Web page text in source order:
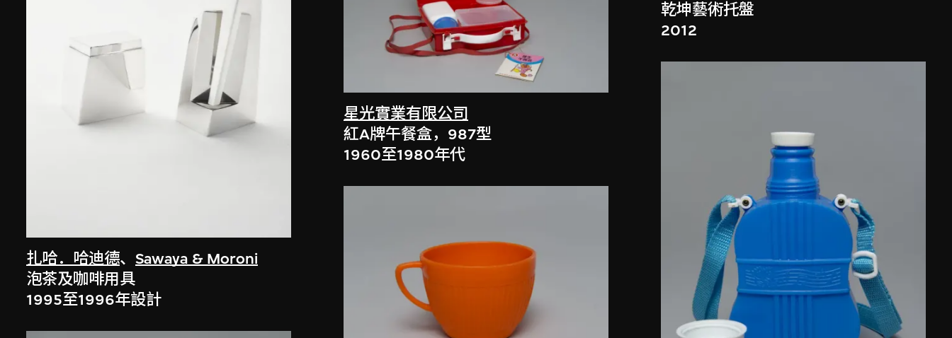
扎哈．哈迪德、Sawaya & Moroni
泡茶及咖啡用具
1995至1996年設計
星光實業有限公司
紅A牌午餐盒，987型
1960至1980年代
乾坤藝術托盤
2012